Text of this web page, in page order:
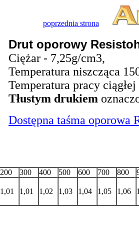
poprzednia strona
Drut oporowy
Ciężar - 7,25g/cm3,
Temperatura niszcząca
Temperatura pracy
Tłustym drukiem
Dostępna taśma oporowa
200 300 400 500 600 700 800
1,01 1,01 1,02 1,03 1,04 1,05 1,06